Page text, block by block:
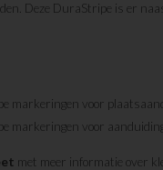
Deze DuraStripe is er
markeringen voor
markeringen voor
met meer informatie over